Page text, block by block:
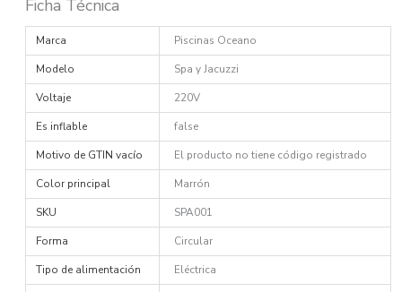
Ficha Técnica
Marca
Piscinas Oceano
Modelo
Spa y Jacuzzi
Voltaje
220V
Es inflable
false
Motivo de GTIN vacío
El producto no tiene código registrado
Color principal
Marrón
SKU
SPA001
Forma
Circular
Tipo de alimentación
Eléctrica